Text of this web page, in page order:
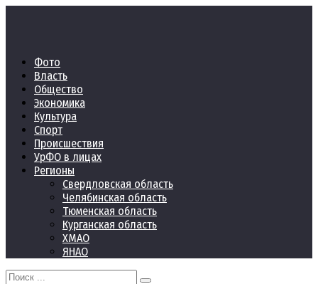
Фото
Власть
Общество
Экономика
Культура
Спорт
Происшествия
УрФО в лицах
Регионы
Свердловская область
Челябинская область
Тюменская область
Курганская область
ХМАО
ЯНАО
Search